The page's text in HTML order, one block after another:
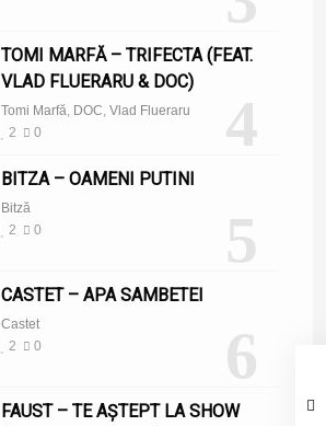
4
TOMI MARFĂ – TRIFECTA (FEAT.
VLAD FLUERARU & DOC)
Tomi Marfă, DOC, Vlad Flueraru
2
0
5
BITZA – OAMENI PUTINI
Bitză
2
0
6
CASTET – APA SAMBETEI
Castet
2
0
FAUST – TE AȘTEPT LA SHOW